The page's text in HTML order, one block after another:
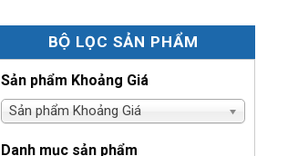
BỘ LỌC SẢN PHẨM
Sản phẩm Khoảng Giá
Sản phẩm Khoảng Giá
Danh mục sản phẩm